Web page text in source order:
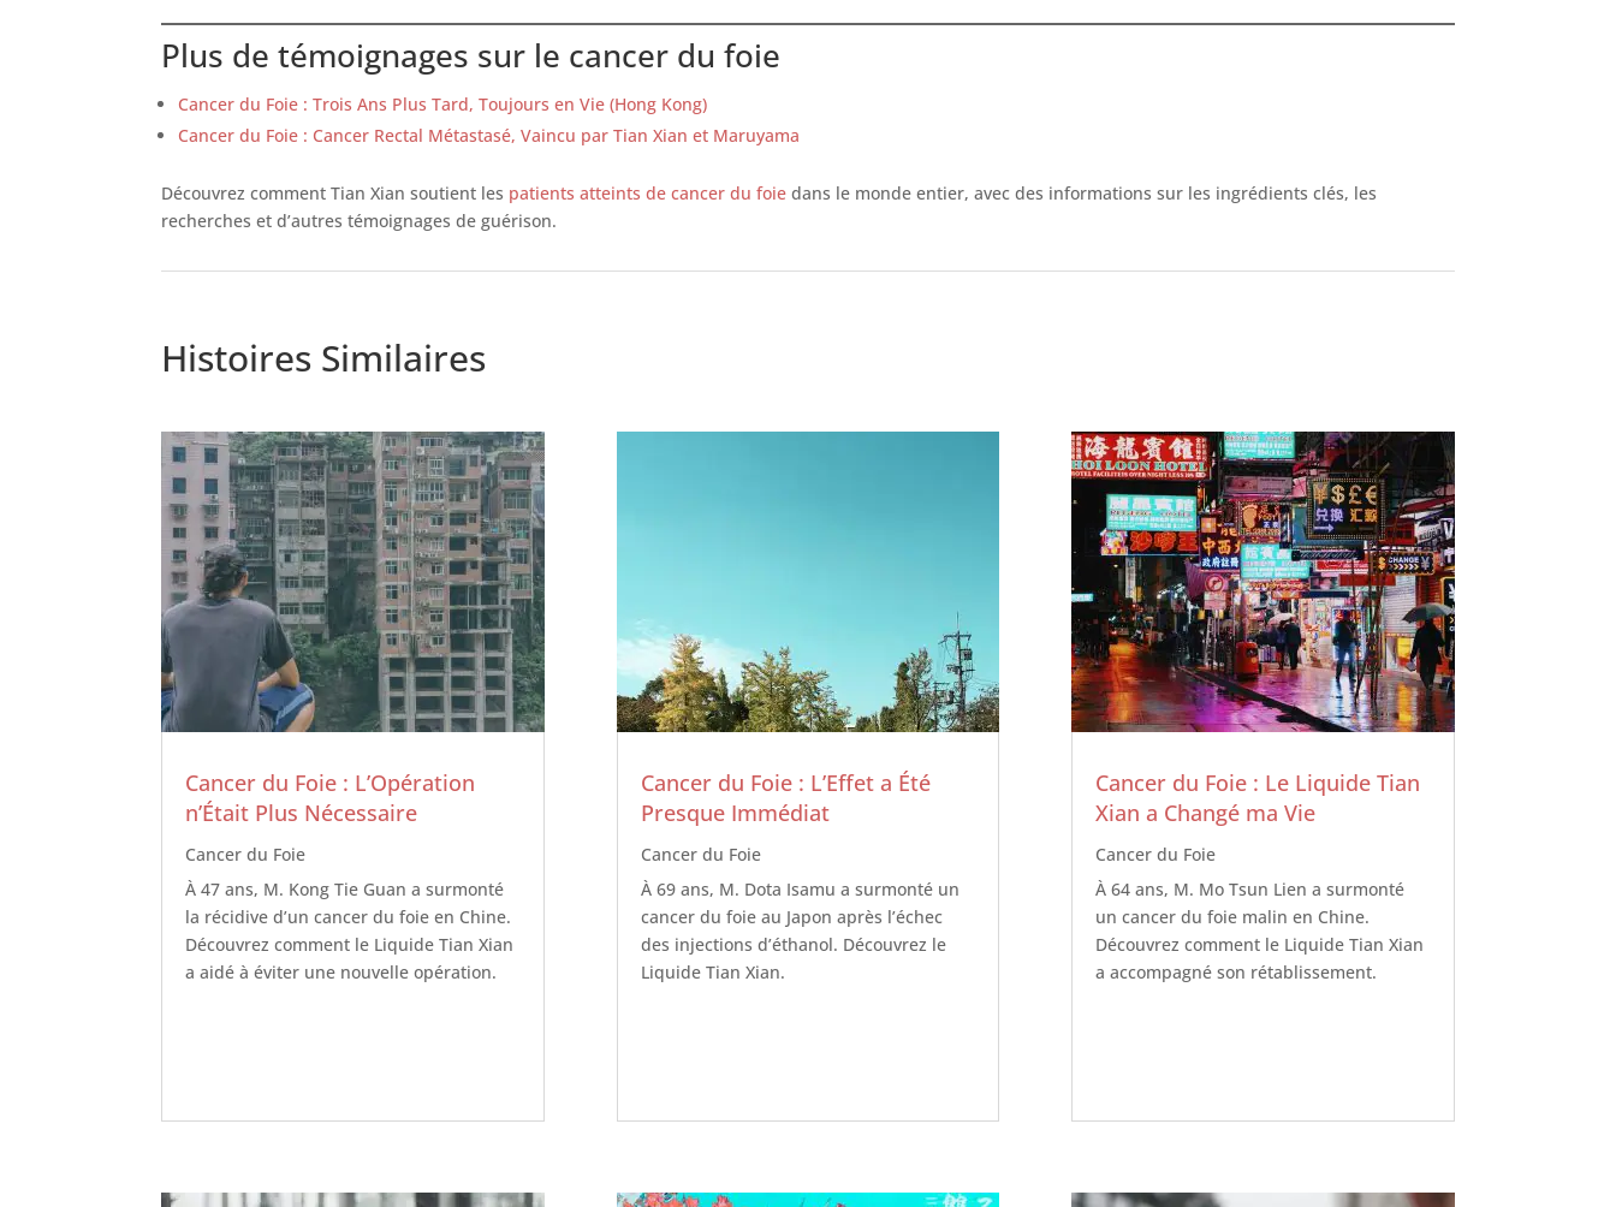
Plus de témoignages sur le cancer du foie
Cancer du Foie : Trois Ans Plus Tard, Toujours en Vie (Hong Kong)
Cancer du Foie : Cancer Rectal Métastasé, Vaincu par Tian Xian et Maruyama
Découvrez comment Tian Xian soutient les patients atteints de cancer du foie dans le monde entier, avec des informations sur les ingrédients clés, les
recherches et d’autres témoignages de guérison.
Histoires Similaires
Cancer du Foie : L’Opération
n’Était Plus Nécessaire
Cancer du Foie
À 47 ans, M. Kong Tie Guan a surmonté
la récidive d’un cancer du foie en Chine.
Découvrez comment le Liquide Tian Xian
a aidé à éviter une nouvelle opération.
Cancer du Foie : L’Effet a Été
Presque Immédiat
Cancer du Foie
À 69 ans, M. Dota Isamu a surmonté un
cancer du foie au Japon après l’échec
des injections d’éthanol. Découvrez le
Liquide Tian Xian.
Cancer du Foie : Le Liquide Tian
Xian a Changé ma Vie
Cancer du Foie
À 64 ans, M. Mo Tsun Lien a surmonté
un cancer du foie malin en Chine.
Découvrez comment le Liquide Tian Xian
a accompagné son rétablissement.